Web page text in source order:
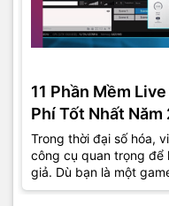
11 Phần Mềm
Phí Tốt Nhất Năm
Trong thời đại số hóa,
công cụ quan trọng để
giả. Dù bạn là một